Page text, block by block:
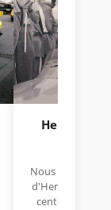
Hermano
Nous avons
d'Hermano Da
cent-unième